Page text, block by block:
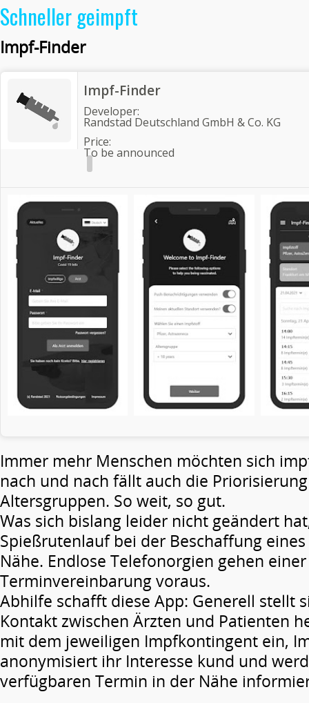
Schneller geimpft
Impf-Finder
Impf-Finder
Developer:
Randstad Deutschland GmbH & Co. KG
Price:
To be announced
Immer mehr Menschen möchten sich
nach und nach fällt auch die
Altersgruppen. So weit, so gut.
Was sich bislang leider nicht geändert
Spießrutenlauf bei der Beschaffung
Nähe. Endlose Telefonorgien gehen
Terminvereinbarung voraus.
Abhilfe schafft diese App: Generell stellt
Kontakt zwischen Ärzten und Patienten
mit dem jeweiligen Impfkontingent ein,
anonymisiert ihr Interesse kund und
verfügbaren Termin in der Nähe